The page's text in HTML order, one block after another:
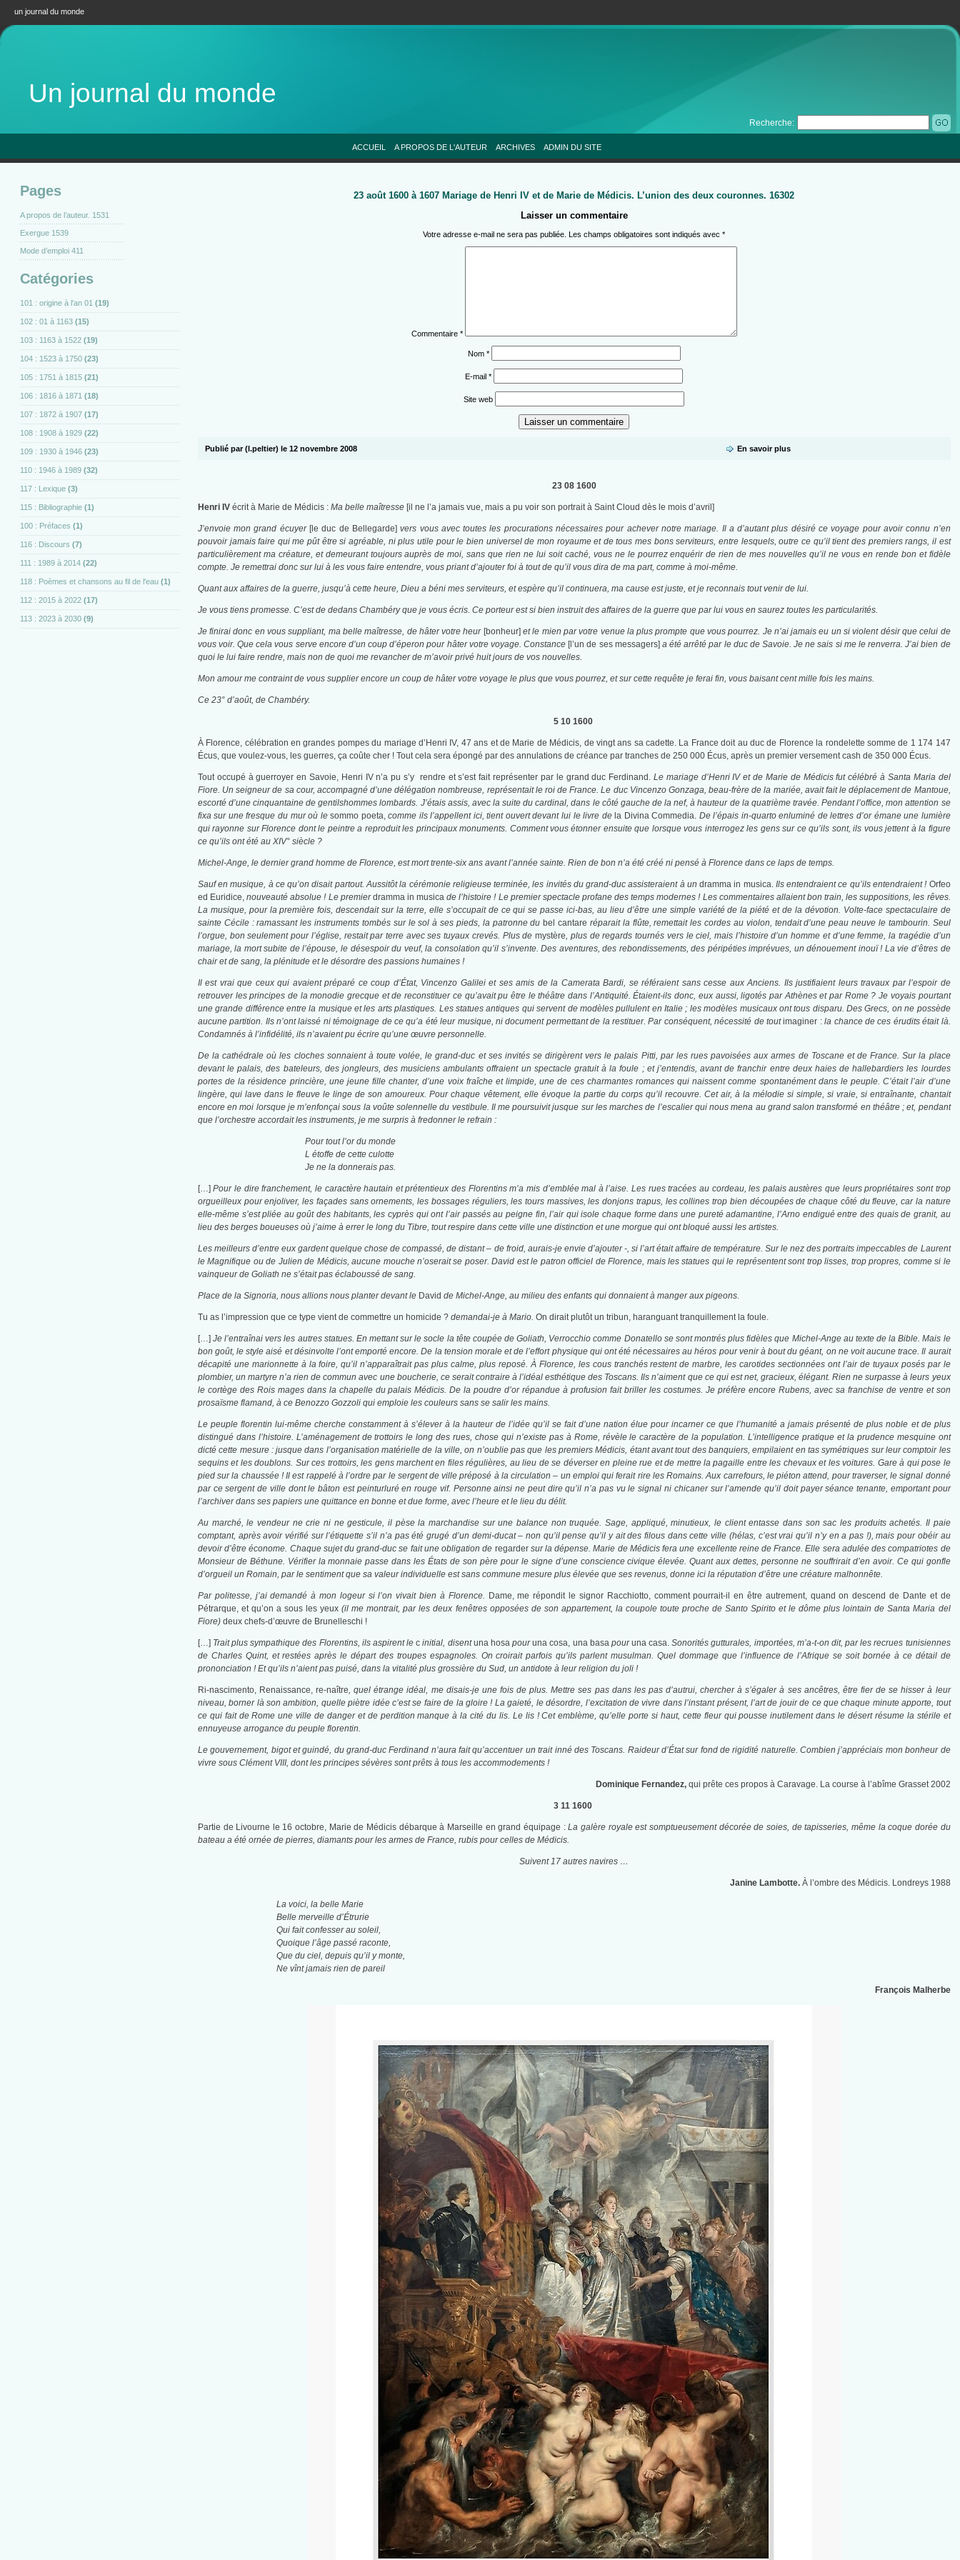
un journal du monde
Un journal du monde
Recherche:
ACCUEIL A PROPOS DE L'AUTEUR ARCHIVES ADMIN DU SITE
Pages
A propos de l’auteur. 1531
Exergue 1539
Mode d’emploi 411
Catégories
101 : origine à l'an 01 (19)
102 : 01 à 1163 (15)
103 : 1163 à 1522 (19)
104 : 1523 à 1750 (23)
105 : 1751 à 1815 (21)
106 : 1816 à 1871 (18)
107 : 1872 à 1907 (17)
108 : 1908 à 1929 (22)
109 : 1930 à 1946 (23)
110 : 1946 à 1989 (32)
117 : Lexique (3)
115 : Bibliographie (1)
100 : Préfaces (1)
116 : Discours (7)
111 : 1989 à 2014 (22)
118 : Poèmes et chansons au fil de l'eau (1)
112 : 2015 à 2022 (17)
113 : 2023 à 2030 (9)
23 août 1600 à 1607 Mariage de Henri IV et de Marie de Médicis. L’union des deux couronnes. 16302
Laisser un commentaire
Votre adresse e-mail ne sera pas publiée. Les champs obligatoires sont indiqués avec*
Commentaire *
Nom *
E-mail*
Site web
Publié par (l.peltier) le 12 novembre 2008 En savoir plus
23 08 1600
Henri IVécrit à Marie de Médicis : Ma belle maîtresse [il ne l’a jamais vue, mais a pu voir son portrait à Saint Cloud dès le mois d’avril]
J’envoie mon grand écuyer [le duc de Bellegarde] vers vous avec toutes les procurations nécessaires pour achever notre mariage. Il a d’autant plus désiré ce voyage pour avoir connu n’en
pouvoir jamais faire qui me pût être si agréable, ni plus utile pour le bien universel de mon royaume et de tous mes bons serviteurs, entre lesquels, outre ce qu’il tient des premiers rangs, il est
particulièrement ma créature, et demeurant toujours auprès de moi, sans que rien ne lui soit caché, vous ne le pourrez enquérir de rien de mes nouvelles qu’il ne vous en rende bon et fidèle
compte. Je remettrai donc sur lui à les vous faire entendre, vous priant d’ajouter foi à tout de qu’il vous dira de ma part, comme à moi-même.
Quant aux affaires de la guerre, jusqu’à cette heure, Dieu a béni mes serviteurs, et espère qu’il continuera, ma cause est juste, et je reconnais tout venir de lui.
Je vous tiens promesse. C’est de dedans Chambéry que je vous écris. Ce porteur est si bien instruit des affaires de la guerre que par lui vous en saurez toutes les particularités.
Je finirai donc en vous suppliant, ma belle maîtresse, de hâter votre heur [bonheur] et le mien par votre venue la plus prompte que vous pourrez. Je n’ai jamais eu un si violent désir que celui de
vous voir. Que cela vous serve encore d’un coup d’éperon pour hâter votre voyage. Constance [l’un de ses messagers] a été arrêté par le duc de Savoie. Je ne sais si me le renverra. J’ai bien de
quoi le lui faire rendre, mais non de quoi me revancher de m’avoir privé huit jours de vos nouvelles.
Mon amour me contraint de vous supplier encore un coup de hâter votre voyage le plus que vous pourrez, et sur cette requête je ferai fin, vous baisant cent mille fois les mains.
Ce 23° d’août, de Chambéry.
5 10 1600
À Florence, célébration en grandes pompes du mariage d’Henri IV, 47 ans et de Marie de Médicis, de vingt ans sa cadette. La France doit au duc de Florence la rondelette somme de 1 174 147
Écus, que voulez-vous, les guerres, ça coûte cher ! Tout cela sera épongé par des annulations de créance par tranches de 250 000 Écus, après un premier versement cash de 350 000 Écus.
Tout occupé à guerroyer en Savoie, Henri IV n’a pu s’y rendre et s’est fait représenter par le grand duc Ferdinand.Le mariage d’Henri IV et de Marie de Médicis fut célébré à Santa Maria del
Fiore. Un seigneur de sa cour, accompagné d’une délégation nombreuse, représentait le roi de France. Le duc Vincenzo Gonzaga, beau-frère de la mariée, avait fait le déplacement de Mantoue,
escorté d’une cinquantaine de gentilshommes lombards. J’étais assis, avec la suite du cardinal, dans le côté gauche de la nef, à hauteur de la quatrième travée. Pendant l’office, mon attention se
fixa sur une fresque du mur où lesommo poeta,comme ils l’appellent ici, tient ouvert devant lui le livre de la Divina Commedia. De l’épais in-quarto enluminé de lettres d’or émane une lumière
qui rayonne sur Florence dont le peintre a reproduit les principaux monuments. Comment vous étonner ensuite que lorsque vous interrogez les gens sur ce qu’ils sont, ils vous jettent à la figure
ce qu’ils ont été au XIV° siècle ?
Michel-Ange, le dernier grand homme de Florence, est mort trente-six ans avant l’année sainte. Rien de bon n’a été créé ni pensé à Florence dans ce laps de temps.
Sauf en musique, à ce qu’on disait partout. Aussitôt la cérémonie religieuse terminée, les invités du grand-duc assisteraient à undramma in musica. Ils entendraient ce qu’ils entendraient ! Orfeo
ed Euridice,nouveauté absolue ! Le premierdramma in musicade l’histoire ! Le premier spectacle profane des temps modernes ! Les commentaires allaient bon train, les suppositions, les rêves.
La musique, pour la première fois, descendait sur la terre, elle s’occupait de ce qui se passe ici-bas, au lieu d’être une simple variété de la piété et de la dévotion. Volte-face spectaculaire de
sainte Cécile : ramassant les instruments tombés sur le sol à ses pieds, la patronne du bel cantare réparait la flûte, remettait les cordes au violon, tendait d’une peau neuve le tambourin. Seul
l’orgue, bon seulement pour l’église, restait par terre avec ses tuyaux crevés. Plus demystère, plus de regards tournés vers le ciel, mais l’histoire d’un homme et d’une femme, la tragédie d’un
mariage, la mort subite de l’épouse, le désespoir du veuf, la consolation qu’il s’invente. Des aventures, des rebondissements, des péripéties imprévues, un dénouement inouï ! La vie d’êtres de
chair et de sang, la plénitude et le désordre des passions humaines !
Il est vrai que ceux qui avaient préparé ce coup d’État, Vincenzo Galilei et ses amis de la Camerata Bardi, se référaient sans cesse aux Anciens. Ils justifiaient leurs travaux par l’espoir de
retrouver les principes de la monodie grecque et de reconstituer ce qu’avait pu être le théâtre dans l’Antiquité. Étaient-ils donc, eux aussi, ligotés par Athènes et par Rome ? Je voyais pourtant
une grande différence entre la musique et les arts plastiques. Les statues antiques qui servent de modèles pullulent en Italie ; les modèles musicaux ont tous disparu. Des Grecs, on ne possède
aucune partition. Ils n’ont laissé ni témoignage de ce qu’a été leur musique, ni document permettant de la restituer. Par conséquent, nécessité de toutimaginer :la chance de ces érudits était là.
Condamnés à l’infidélité, ils n’avaient pu écrire qu’une œuvre personnelle.
De la cathédrale où les cloches sonnaient à toute volée, le grand-duc et ses invités se dirigèrent vers le palais Pitti, par les rues pavoisées aux armes de Toscane et de France. Sur la place
devant le palais, des bateleurs, des jongleurs, des musiciens ambulants offraient un spectacle gratuit à la foule ; et j’entendis, avant de franchir entre deux haies de hallebardiers les lourdes
portes de la résidence princière, une jeune fille chanter, d’une voix fraîche et limpide, une de ces charmantes romances qui naissent comme spontanément dans le peuple. C’était l’air d’une
lingère, qui lave dans le fleuve le linge de son amoureux. Pour chaque vêtement, elle évoque la partie du corps qu’il recouvre. Cet air, à la mélodie si simple, si vraie, si entraînante, chantait
encore en moi lorsque je m’enfonçai sous la voûte solennelle du vestibule. Il me poursuivit jusque sur les marches de l’escalier qui nous mena au grand salon transformé en théâtre ; et, pendant
que l’orchestre accordait les instruments, je me surpris à fredonner le refrain :
Pour tout l’or du monde
L étoffe de cette culotte
Je ne la donnerais pas.
[…]Pour le dire franchement, le caractère hautain et prétentieux des Florentins m’a mis d’emblée mal à l’aise. Les rues tracées au cordeau, les palais austères que leurs propriétaires sont trop
orgueilleux pour enjoliver, les façades sans ornements, les bossages réguliers, les tours massives, les donjons trapus, les collines trop bien découpées de chaque côté du fleuve, car la nature
elle-même s’est pliée au goût des habitants, les cyprès qui ont l’air passés au peigne fin, l’air qui isole chaque forme dans une pureté adamantine, l’Arno endigué entre des quais de granit, au
lieu des berges boueuses où j’aime à errer le long du Tibre, tout respire dans cette ville une distinction et une morgue qui ont bloqué aussi les artistes.
Les meilleurs d’entre eux gardent quelque chose de compassé, de distant – de froid, aurais-je envie d’ajouter -, si l’art était affaire de température. Sur le nez des portraits impeccables de Laurent
le Magnifique ou de Julien de Médicis, aucune mouche n’oserait se poser. David est le patron officiel de Florence, mais les statues qui le représentent sont trop lisses, trop propres, comme si le
vainqueur de Goliath ne s’était pas éclaboussé de sang.
Place de la Signoria, nous allions nous planter devant le David de Michel-Ange, au milieu des enfants qui donnaient à manger aux pigeons.
Tu as l’impression que ce type vient de commettre un homicide ? demandai-je à Mario. On dirait plutôt un tribun, haranguant tranquillement la foule.
[…]Je l’entraînai vers les autres statues. En mettant sur le socle la tête coupée de Goliath, Verrocchio comme Donatello se sont montrés plus fidèles que Michel-Ange au texte de la Bible. Mais le
bon goût, le style aisé et désinvolte l’ont emporté encore. De la tension morale et de l’effort physique qui ont été nécessaires au héros pour venir à bout du géant, on ne voit aucune trace. Il aurait
décapité une marionnette à la foire, qu’il n’apparaîtrait pas plus calme, plus reposé. À Florence, les cous tranchés restent de marbre, les carotides sectionnées ont l’air de tuyaux posés par le
plombier, un martyre n’a rien de commun avec une boucherie, ce serait contraire à l’idéal esthétique des Toscans. Ils n’aiment que ce qui est net, gracieux, élégant. Rien ne surpasse à leurs yeux
le cortège des Rois mages dans la chapelle du palais Médicis. De la poudre d’or répandue à profusion fait briller les costumes. Je préfère encore Rubens, avec sa franchise de ventre et son
prosaïsme flamand, à ce Benozzo Gozzoli qui emploie les couleurs sans se salir les mains.
Le peuple florentin lui-même cherche constamment à s’élever à la hauteur de l’idée qu’il se fait d’une nation élue pour incarner ce que l’humanité a jamais présenté de plus noble et de plus
distingué dans l’histoire. L’aménagement de trottoirs le long des rues, chose qui n’existe pas à Rome, révèle le caractère de la population. L’intelligence pratique et la prudence mesquine ont
dicté cette mesure : jusque dans l’organisation matérielle de la ville, on n’oublie pas que les premiers Médicis, étant avant tout des banquiers, empilaient en tas symétriques sur leur comptoir les
sequins et les doublons. Sur ces trottoirs, les gens marchent en files régulières, au lieu de se déverser en pleine rue et de mettre la pagaille entre les chevaux et les voitures. Gare à qui pose le
pied sur la chaussée ! Il est rappelé à l’ordre par le sergent de ville préposé à la circulation – un emploi qui ferait rire les Romains. Aux carrefours, le piéton attend, pour traverser, le signal donné
par ce sergent de ville dont le bâton est peinturluré en rouge vif. Personne ainsi ne peut dire qu’il n’a pas vu le signal ni chicaner sur l’amende qu’il doit payer séance tenante, emportant pour
l’archiver dans ses papiers une quittance en bonne et due forme, avec l’heure et le lieu du délit.
Au marché, le vendeur ne crie ni ne gesticule, il pèse la marchandise sur une balance non truquée. Sage, appliqué, minutieux, le client entasse dans son sac les produits achetés. Il paie
comptant, après avoir vérifié sur l’étiquette s’il n’a pas été grugé d’un demi-ducat – non qu’il pense qu’il y ait des filous dans cette ville (hélas, c’est vrai qu’il n’y en a pas !), mais pour obéir au
devoir d’être économe. Chaque sujet du grand-duc se fait une obligation de regarder sur la dépense. Marie de Médicis fera une excellente reine de France. Elle sera adulée des compatriotes de
Monsieur de Béthune. Vérifier la monnaie passe dans les États de son père pour le signe d’une conscience civique élevée. Quant aux dettes, personne ne souffrirait d’en avoir. Ce qui gonfle
d’orgueil un Romain, par le sentiment que sa valeur individuelle est sans commune mesure plus élevée que ses revenus, donne ici la réputation d’être une créature malhonnête.
Par politesse, j’ai demandé à mon logeur si l’on vivait bien à Florence. Dame, me répondit le signor Racchiotto, comment pourrait-il en être autrement, quand on descend de Dante et de
Pétrarque, et qu’on a sous les yeux(il me montrait, par les deux fenêtres opposées de son appartement, la coupole toute proche de Santo Spirito et le dôme plus lointain de Santa Maria del
Fiore)deux chefs-d’œuvre de Brunelleschi !
[…] Trait plus sympathique des Florentins, ils aspirent lecinitial, disentuna hosapouruna cosa, una basa pouruna casa.Sonorités gutturales, importées, m’a-t-on dit, par les recrues tunisiennes
de Charles Quint, et restées après le départ des troupes espagnoles. On croirait parfois qu’ils parlent musulman. Quel dommage que l’influence de l’Afrique se soit bornée à ce détail de
prononciation ! Et qu’ils n’aient pas puisé, dans la vitalité plus grossière du Sud, un antidote à leur religion du joli !
Ri-nascimento, Renaissance, re-naître, quel étrange idéal, me disais-je une fois de plus. Mettre ses pas dans les pas d’autrui, chercher à s’égaler à ses ancêtres, être fier de se hisser à leur
niveau, borner là son ambition, quelle piètre idée c’est se faire de la gloire ! La gaieté, le désordre, l’excitation de vivre dans l’instant présent, l’art de jouir de ce que chaque minute apporte, tout
ce qui fait de Rome une ville de danger et de perdition manque à la cité du lis. Le lis ! Cet emblème, qu’elle porte si haut, cette fleur qui pousse inutilement dans le désert résume la stérile et
ennuyeuse arrogance du peuple florentin.
Le gouvernement, bigot et guindé, du grand-duc Ferdinand n’aura fait qu’accentuer un trait inné des Toscans. Raideur d’État sur fond de rigidité naturelle. Combien j’appréciais mon bonheur de
vivre sous Clément VIII, dont les principes sévères sont prêts à tous les accommodements !
Dominique Fernandez, qui prête ces propos à Caravage. La course à l’abîme Grasset 2002
3 11 1600
Partie de Livourne le 16 octobre, Marie de Médicis débarque à Marseille en grand équipage :La galère royale est somptueusement décorée de soies, de tapisseries, même la coque dorée du
bateau a été ornée de pierres, diamants pour les armes de France, rubis pour celles de Médicis.
Suivent 17 autres navires …
Janine Lambotte. À l’ombre des Médicis. Londreys 1988
La voici, la belle Marie
Belle merveille d’Étrurie
Qui fait confesser au soleil,
Quoique l’âge passé raconte,
Que du ciel, depuis qu’il y monte,
Ne vînt jamais rien de pareil
François Malherbe